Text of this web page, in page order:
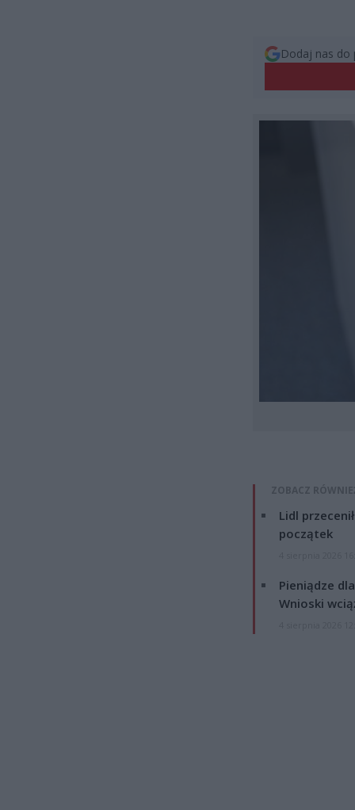
Dodaj nas do
ZOBACZ
Lidl
początek
Pieniądze
Wnioski